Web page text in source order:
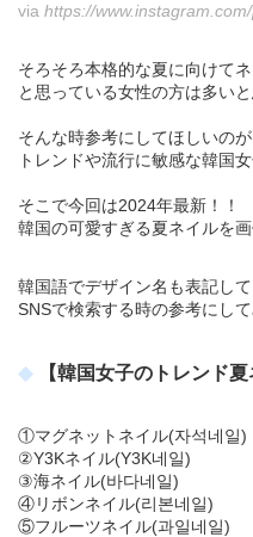
via https://
そろそろ本格的な夏に向けて
と思っている女性の方は多い
そんな時参考にしてほしいのが
トレンドや流行に敏感な韓国
そこで今回は2024年最新！！
韓国の可愛すぎる夏ネイルを
韓国語でデザイン名も表記して
SNSで検索する時の参考にし
【韓国女子のトレンド夏
①マグネットネイル(자석네일)
②Y3Kネイル(Y3K네일)
③海ネイル(바다네일)
④リボンネイル(리본네일)
⑤フルーツネイル(과일네일)